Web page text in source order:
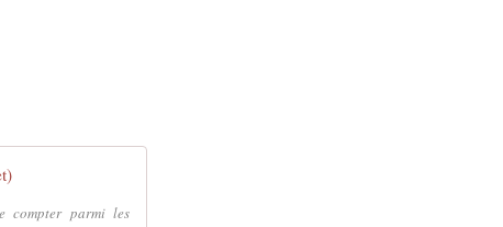
compter parmi les